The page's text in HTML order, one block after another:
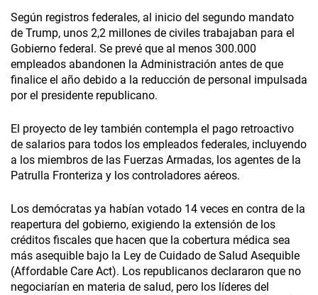
Según registros federales, al inicio del segundo mandato
de Trump, unos 2,2 millones de civiles trabajaban para el
Gobierno federal. Se prevé que al menos 300.000
empleados abandonen la Administración antes de que
finalice el año debido a la reducción de personal impulsada
por el presidente republicano.
El proyecto de ley también contempla el pago retroactivo
de salarios para todos los empleados federales, incluyendo
a los miembros de las Fuerzas Armadas, los agentes de la
Patrulla Fronteriza y los controladores aéreos.
Los demócratas ya habían votado 14 veces en contra de la
reapertura del gobierno, exigiendo la extensión de los
créditos fiscales que hacen que la cobertura médica sea
más asequible bajo la Ley de Cuidado de Salud Asequible
(Affordable Care Act). Los republicanos declararon que no
negociarían en materia de salud, pero los líderes del